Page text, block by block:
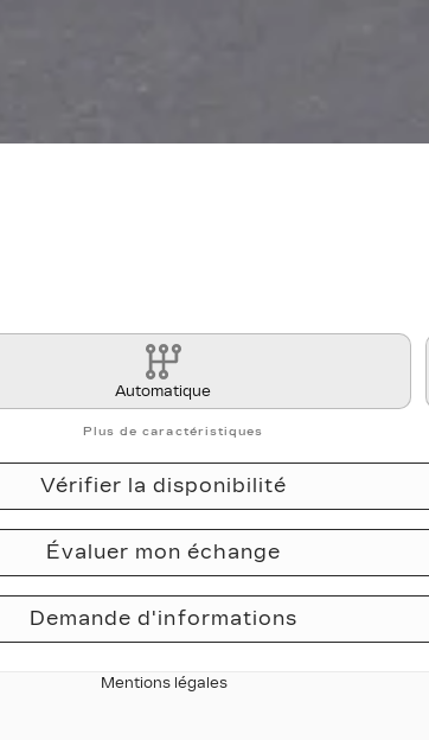
Automatique
Plus de caractéristiques
Vérifier la disponibilité
Évaluer mon échange
Demande d'informations
Mentions légales